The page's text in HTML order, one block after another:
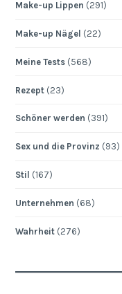
Make-up Lippen (291)
Make-up Nägel (22)
Meine Tests (568)
Rezept (23)
Schöner werden (391)
Sex und die Provinz (93)
Stil (167)
Unternehmen (68)
Wahrheit (276)